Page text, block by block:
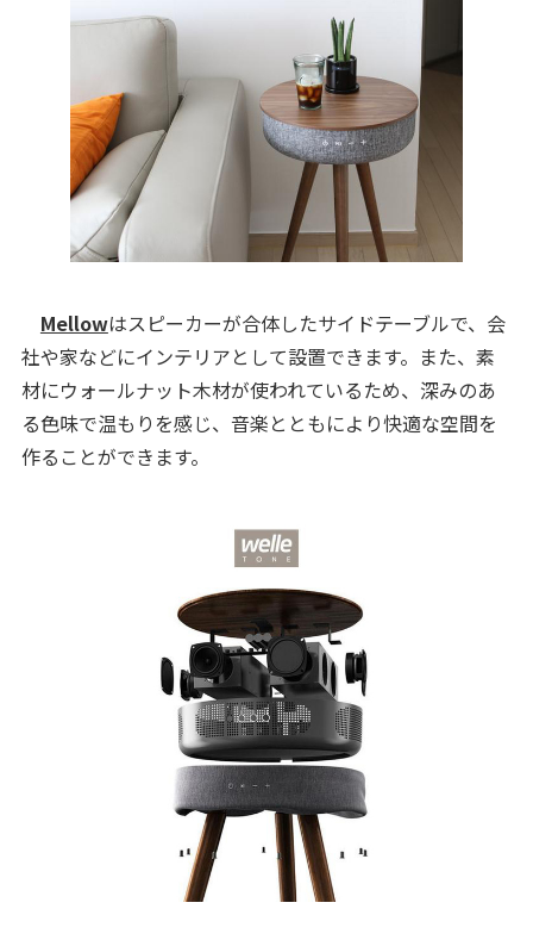
Mellowはスピーカーが合体したサイドテーブルで、会
社や家などにインテリアとして設置できます。また、素
材にウォールナット木材が使われているため、深みのあ
る色味で温もりを感じ、音楽とともにより快適な空間を
作ることができます。